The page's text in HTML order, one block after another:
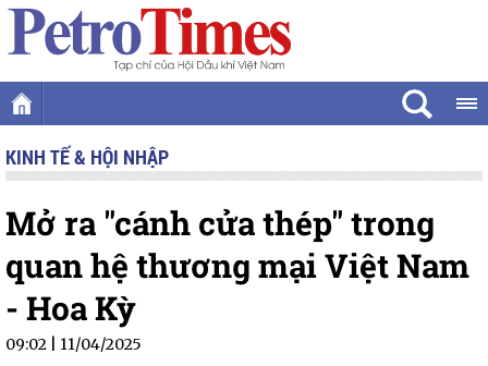
KINH TẾ & HỘI NHẬP
Mở ra "cánh cửa thép" trong
quan hệ thương mại Việt Nam
- Hoa Kỳ
09:02 | 11/04/2025